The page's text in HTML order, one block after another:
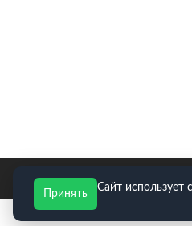
E-mail для заявок:
Сайт использует
Принять